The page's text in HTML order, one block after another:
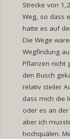
Strecke von
Weg, so dass
hatte es auf
Die Wege
Wegfindung
Pflanzen nicht
den Busch
relativ steiler
dass mich die
oder es an
aber ich
hochquälen.